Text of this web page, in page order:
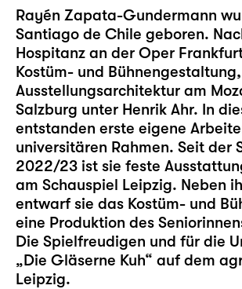
Rayén Zapata-Gundermann
Santiago de Chile geboren.
Hospitanz an der Oper
Kostüm- und
Ausstellungsarchitektur am
Salzburg unter Henrik Ahr. In
entstanden erste eigene
universitären Rahmen. Seit der
2022/23 ist sie feste
am Schauspiel Leipzig. Neben
entwarf sie das Kostüm- und
eine Produktion des
Die Spielfreudigen und für die
„Die Gläserne Kuh“ auf dem
Leipzig.